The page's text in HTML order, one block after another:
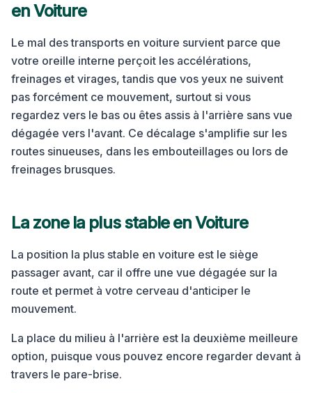
enVoiture
Le mal des transports en voiture survient parce que
votre oreille interne perçoit les accélérations,
freinages et virages, tandis que vos yeux ne suivent
pas forcément ce mouvement, surtout si vous
regardez vers le bas ou êtes assis à l'arrière sans vue
dégagée vers l'avant. Ce décalage s'amplifie sur les
routes sinueuses, dans les embouteillages ou lors de
freinages brusques.
La zone la plus stable enVoiture
La position la plus stable en voiture est le siège
passager avant, car il offre une vue dégagée sur la
route et permet à votre cerveau d'anticiper le
mouvement.
La place du milieu à l'arrière est la deuxième meilleure
option, puisque vous pouvez encore regarder devant à
travers le pare-brise.